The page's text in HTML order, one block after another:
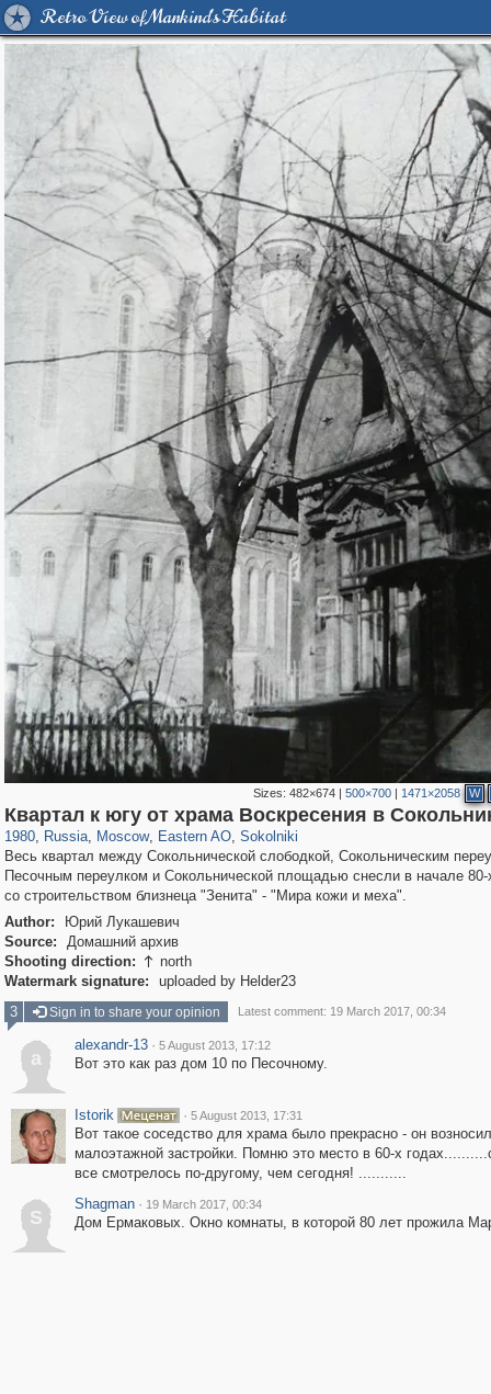
Retro View of Mankind's Habitat
Sizes:482×674 |500×700 | 1471×2058 W
Квартал к югу от храма Воскресения в
1980, Russia
1,406,144 29,243
, Moscow
319,779 8,286
, Eastern AO
20,925 306
, Sokolniki
5,622 49
Весь квартал между Сокольнической слободкой, Сокольническим
Песочным переулком и Сокольнической площадью снесли в начале 80-
со строительством близнеца "Зенита" - "Мира кожи и меха".
Author:
Юрий Лукашевич
Source:
Домашний архив
Shooting direction:  north
Watermark signature:
uploaded by Helder23
3
Sign in to share your opinion Latest comment: 19 March 2017, 00:34
a
alexandr-13 · 5 August 2013, 17:12
Вот это как раз дом 10 по Песочному.
Istorik · 5 August 2013, 17:31
Вот такое соседство для храма было прекрасно - он
малоэтажной застройки. Помню это место в 60-х
все смотрелось по-другому, чем сегодня! ...........
S
Shagman · 19 March 2017, 00:34
Дом Ермаковых. Окно комнаты, в которой 80 лет прожила